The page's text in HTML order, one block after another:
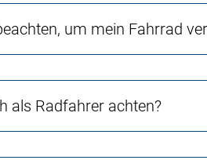
um mein Fahrrad
als Radfahrer achten?